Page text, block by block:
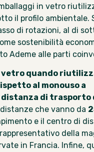
in vetro
il profilo ambientale.
di rotazioni, al di
sostenibilità
Ademe alle parti
vetro quando
al monouso a
di trasporto
che vanno da
e il centro di
della
in Francia. Infine,